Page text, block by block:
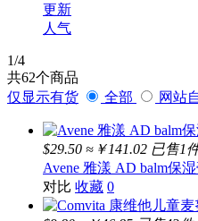
Bioisland
Sambucol
BANANA BOAT
SUDOCREM
REDSEAL
OZ FARM
A2
Aptamil
Bepanthen
更新
人气
1/4
共62个商品
仅显示有货
全部 网站
$29.50 ≈￥141.02 已售1
Avene 雅漾 AD balm保
对比 收藏 0